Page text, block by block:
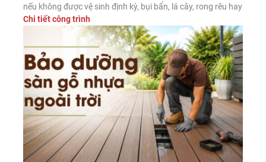
nếu không được vệ sinh định kỳ, bụi bẩn, lá cây, rong rêu hay
dầu mỡ vẫn có thể tích tụ trên bề mặt, làm giảm tính thẩm
Chi tiết công trình